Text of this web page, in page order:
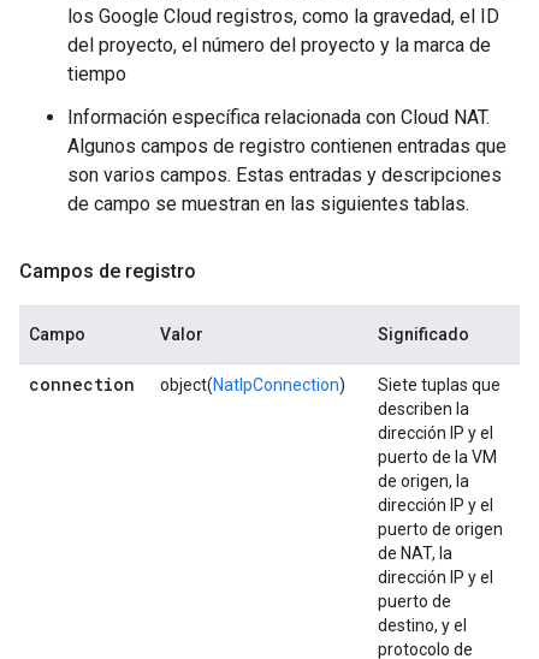
los Google Cloud registros, como la gravedad, el ID
del proyecto, el número del proyecto y la marca de
tiempo
Información específica relacionada con Cloud NAT.
Algunos campos de registro contienen entradas que
son varios campos. Estas entradas y descripciones
de campo se muestran en las siguientes tablas.
Campos de registro
Campo Valor Significado
connection object(NatIpConnection)
Siete tuplas que
describen la
dirección IP y el
puerto de la VM
de origen, la
dirección IP y el
puerto de origen
de NAT, la
dirección IP y el
puerto de
destino, y el
protocolo de